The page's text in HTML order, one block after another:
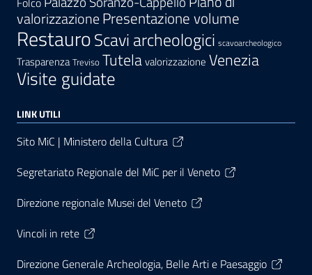
valorizzazionePresentazione volume
RestauroScavi archeologici scavoarcheologico
Trasparenza Treviso Tutelavalorizzazione Venezia
Visite guidate
LINK UTILI
Sito MiC | Ministero della Cultura
Segretariato Regionale del MiC per il Veneto
Direzione regionale Musei del Veneto
Vincoli in rete
Direzione Generale Archeologia, Belle Arti e Paesaggio